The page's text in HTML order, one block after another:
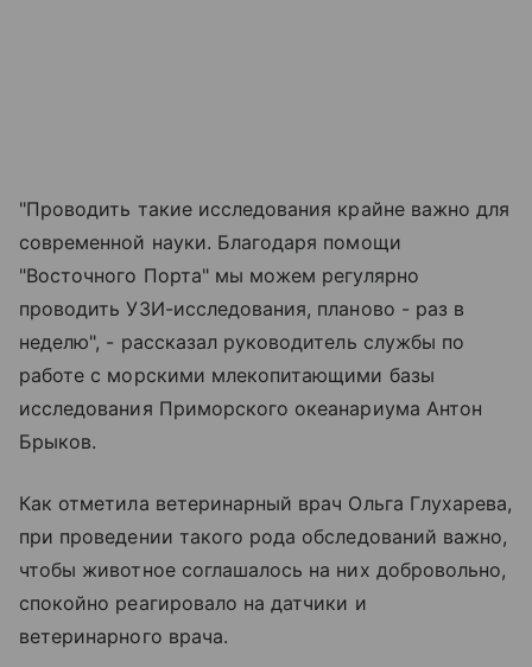
"Проводить такие исследования крайне важно для
современной науки. Благодаря помощи
"Восточного Порта" мы можем регулярно
проводить УЗИ-исследования, планово - раз в
неделю", - рассказал руководитель службы по
работе с морскими млекопитающими базы
исследования Приморского океанариума Антон
Брыков.
Как отметила ветеринарный врач Ольга Глухарева,
при проведении такого рода обследований важно,
чтобы животное соглашалось на них добровольно,
спокойно реагировало на датчики и
ветеринарного врача.